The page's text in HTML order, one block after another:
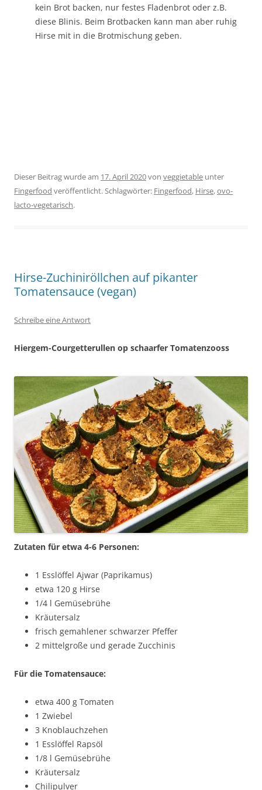
kein Brot backen, nur festes Fladenbrot oder z.B.
diese Blinis. Beim Brotbacken kann man aber ruhig
Hirse mit in die Brotmischung geben.
Dieser Beitrag wurde am 17. April 2020von veggietable unter
Fingerfood veröffentlicht. Schlagwörter: Fingerfood, Hirse,ovo-
lacto-vegetarisch.
Hirse-Zuchiniröllchen auf pikanter
Tomatensauce (vegan)
Schreibe eine Antwort
Hiergem-Courgetterullen op schaarfer Tomatenzooss
Zutaten für etwa 4-6 Personen:
1 Esslöffel Ajwar (Paprikamus)
etwa 120 g Hirse
1/4 l Gemüsebrühe
Kräutersalz
frisch gemahlener schwarzer Pfeffer
2 mittelgroße und gerade Zucchinis
Für die Tomatensauce:
etwa 400 g Tomaten
1 Zwiebel
3 Knoblauchzehen
1 Esslöffel Rapsöl
1/8 l Gemüsebrühe
Kräutersalz
Chilipulver